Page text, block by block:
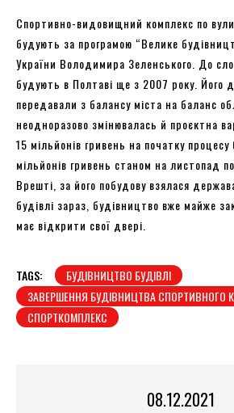
Спортивно-видовищний комплекс по
будують за програмою “Велике
України Володимира Зеленського. До
будують в Полтаві ще з 2007 року. Його
передавали з балансу міста на баланс
неодноразово змінювалась й проєктна
15 мільйонів гривень на початку
мільйонів гривень станом на листопад
Врешті, за його побудову взялася
будівлі зараз, будівництво вже майже
має відкрити свої двері.
TAGS:
БУДІВНИЦТВО БУДІВЛІ
ЗАВЕРШЕННЯ БУДІВНИЦТВА СПОРТИВНОГО
СПОРТКОМПЛЕКС
08.12.2021